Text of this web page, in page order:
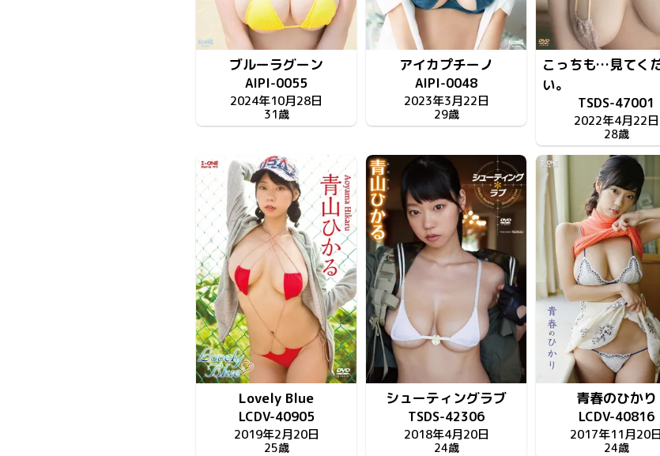
ブルーラグーン
AIPI-0055
2024年10月28日
31歳
アイカプチーノ
AIPI-0048
2023年3月22日
29歳
こっちも…見てく
い。
TSDS-47001
2022年4月22日
28歳
Lovely Blue
LCDV-40905
2019年2月20日
25歳
シューティングラブ
TSDS-42306
2018年4月20日
24歳
青春のひかり
LCDV-40816
2017年11月20日
24歳